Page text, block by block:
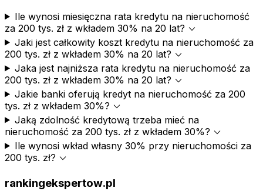
Ile wynosi miesięczna rata kredytu na nieruchomość
za 200 tys. zł z wkładem 30% na 20 lat? expand_more
Jaki jest całkowity koszt kredytu na nieruchomość za
200 tys. zł z wkładem 30% na 20 lat? expand_more
Jaka jest najniższa rata kredytu na nieruchomość za
200 tys. zł z wkładem 30% na 20 lat? expand_more
Jakie banki oferują kredyt na nieruchomość za 200
tys. zł z wkładem 30%? expand_more
Jaką zdolność kredytową trzeba mieć na
nieruchomość za 200 tys. zł z wkładem 30%? expand_more
Ile wynosi wkład własny 30% przy nieruchomości za
200 tys. zł? expand_more
rankingekspertow.pl